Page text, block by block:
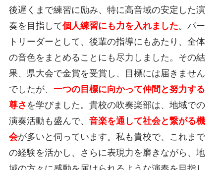
後遅くまで練習に励み、特に高音域の安定した演
奏を目指して個人練習にも力を入れました。パー
トリーダーとして、後輩の指導にもあたり、全体
の音色をまとめることにも尽力しました。その結
果、県大会で金賞を受賞し、目標には届きません
でしたが、 一つの目標に向かって仲間と努力する
尊さ を学びました。貴校の吹奏楽部は、地域での
演奏活動も盛んで、 音楽を通して社会と繋がる機
会が多いと伺っています。私も貴校で、これまで
の経験を活かし、さらに表現力を磨きながら、地